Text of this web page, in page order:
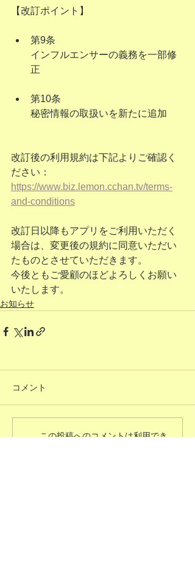
【改訂ポイント】
第9条
インフルエンサーの義務を一部修
正
第10条
秘密情報の取扱いを新たに追加
改訂後の利用規約は下記よりご確認く
ださい：
https://www.biz.lemon.cchan.tv/terms-
and-conditions
改訂日以降もアプリをご利用いただく
場合は、変更後の規約に同意いただい
たものとさせていただきます。
今後ともご愛顧のほどよろしくお願い
いたします。
お知らせ
コメント
この投稿へのコメントは利用でき